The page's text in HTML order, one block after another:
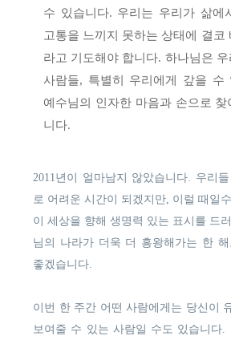
수 있습니다. 우리는 우리가 삶에
고통을 느끼지 못하는 상태에 결코
라고 기도해야 합니다. 하나님은 우
사람들, 특별히 우리에게 갚을 수
예수님의 인자한 마음과 손으로 찾
니다.
2011년이 얼마남지 않았습니다. 우리
로 어려운 시간이 되겠지만, 이럴 때일
이 세상을 향해 생명력 있는 표시를 드
님의 나라가 더욱 더 흥왕해가는 한
좋겠습니다.
이번 한 주간 어떤 사람에게는 당신이
보여줄 수 있는 사람일 수도 있습니다.